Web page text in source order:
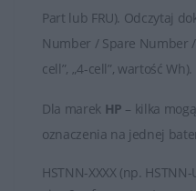
Part lub FRU). Odczytaj
Number / Spare Number
cell”, „4-cell”, wartość Wh).
Dla marek HP – kilka
oznaczenia na jednej
HSTNN-XXXX (np. HSTNN-